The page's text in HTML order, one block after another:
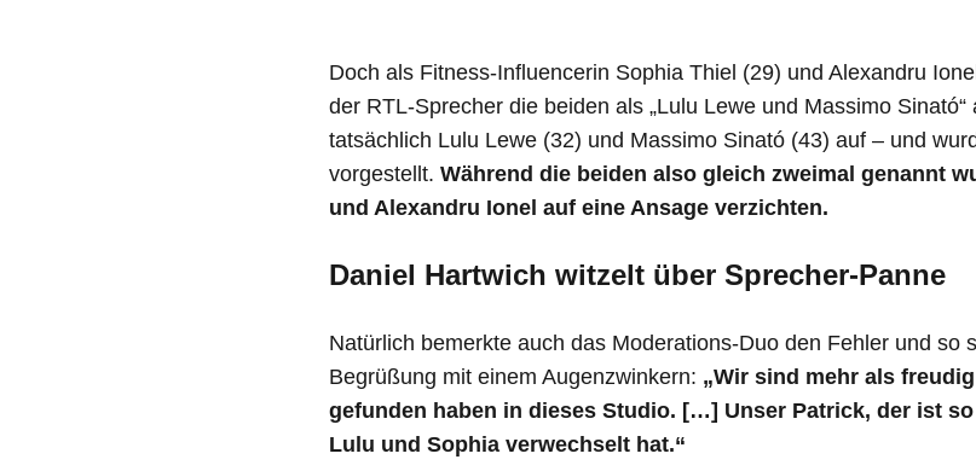
Doch als Fitness-Influencerin Sophia Thiel (29) und Alexandru
der RTL-Sprecher die beiden als „Lulu Lewe und Massimo
tatsächlich Lulu Lewe (32) und Massimo Sinató (43) auf – und
vorgestellt. Während die beiden also gleich zweimal genannt
und Alexandru Ionel auf eine Ansage verzichten.
Daniel Hartwich witzelt über Sprecher-Panne
Natürlich bemerkte auch das Moderations-Duo den Fehler und so
Begrüßung mit einem Augenzwinkern: „Wir sind mehr als
gefunden haben in dieses Studio. […] Unser Patrick, der ist
Lulu und Sophia verwechselt hat.“